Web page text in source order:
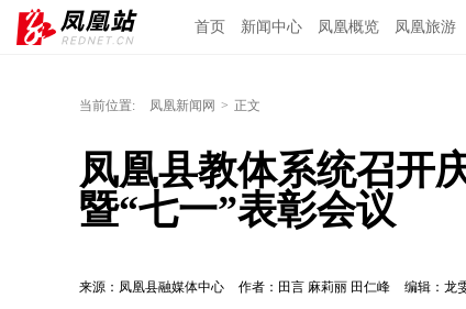
首页 新闻中心 凤凰概览 凤凰旅游
当前位置: 凤凰新闻网 > 正文
凤凰县教体系统召开
暨“七一”表彰会议
来源：凤凰县融媒体中心 作者：田言 麻莉丽 田仁峰 编辑：龙